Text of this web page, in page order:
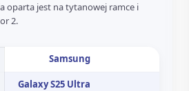
oparta jest na tytanowej ramce i
2.
Samsung
Galaxy S25 Ultra